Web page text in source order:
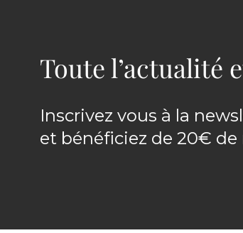
Toute l’actualité
Inscrivez vous à la
et bénéficiez de 20€